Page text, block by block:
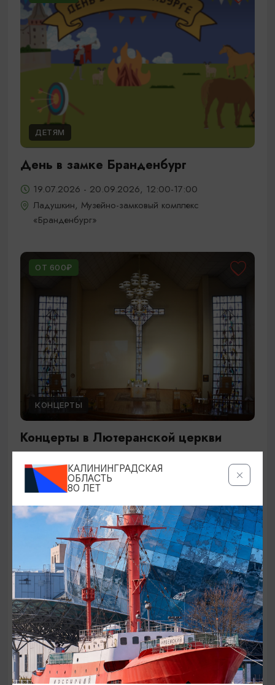
ДЕТЯМ
День в замке Бранденбург
19.07.2026 - 20.09.2026, 12:00-17:00
Ладушкин, Музейно-замковый комплекс
«Бранденбург»
ОТ 600₽
КОНЦЕРТЫ
Концерты в Лютеранской церкви
19.07.2026 - 19.08.2026, 19:00
Калининград, Евангелическо-лютеранская церковь
«Воскресения»
ОТ 250₽
ДЕТЯМ
КАЛИНИНГРАДСКАЯ
ОБЛАСТЬ
80 ЛЕТ